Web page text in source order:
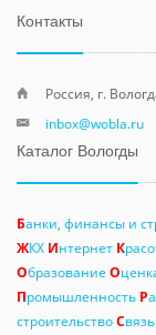
Контакты
Россия, г.
inbox@wobla.ru
Каталог Вологды
Банки, финансы и
ЖКХ Интернет К
Образование О
Промышленность Р
строительствоСвязь